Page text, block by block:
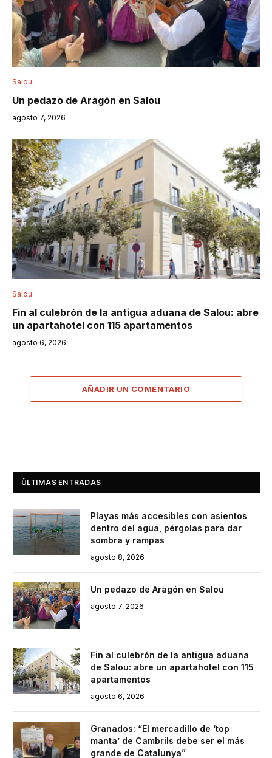
Salou
Un pedazo de Aragón en Salou
agosto 7, 2026
Salou
Fin al culebrón de la antigua aduana de Salou: abre
un apartahotel con 115 apartamentos
agosto 6, 2026
AÑADIR UN COMENTARIO
ÚLTIMAS ENTRADAS
Playas más accesibles con asientos
dentro del agua, pérgolas para dar
sombra y rampas
agosto 8, 2026
Un pedazo de Aragón en Salou
agosto 7, 2026
Fin al culebrón de la antigua aduana
de Salou: abre un apartahotel con 115
apartamentos
agosto 6, 2026
Granados: “El mercadillo de ‘top
manta’ de Cambrils debe ser el más
grande de Catalunya”